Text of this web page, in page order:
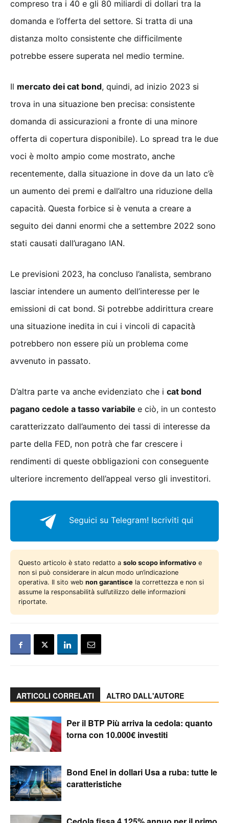
compreso tra i 40 e gli 80 miliardi di dollari tra la
domanda e l’offerta del settore. Si tratta di una
distanza molto consistente che difficilmente
potrebbe essere superata nel medio termine.
Il mercato dei cat bond, quindi, ad inizio 2023 si
trova in una situazione ben precisa: consistente
domanda di assicurazioni a fronte di una minore
offerta di copertura disponibile). Lo spread tra le due
voci è molto ampio come mostrato, anche
recentemente, dalla situazione in dove da un lato c’è
un aumento dei premi e dall’altro una riduzione della
capacità. Questa forbice si è venuta a creare a
seguito dei danni enormi che a settembre 2022 sono
stati causati dall’uragano IAN.
Le previsioni 2023, ha concluso l’analista, sembrano
lasciar intendere un aumento dell’interesse per le
emissioni di cat bond. Si potrebbe addirittura creare
una situazione inedita in cui i vincoli di capacità
potrebbero non essere più un problema come
avvenuto in passato.
D’altra parte va anche evidenziato che i cat bond
pagano cedole a tasso variabile e ciò, in un contesto
caratterizzato dall’aumento dei tassi di interesse da
parte della FED, non potrà che far crescere i
rendimenti di queste obbligazioni con conseguente
ulteriore incremento dell’appeal verso gli investitori.
Seguici su Telegram! Iscriviti qui
Questo articolo è stato redatto a solo scopo informativo e
non si può considerare in alcun modo un’indicazione
operativa. Il sito web non garantisce la correttezza e non si
assume la responsabilità sull’utilizzo delle informazioni
riportate.
ARTICOLI CORRELATI ALTRO DALL'AUTORE
Per il BTP Più arriva la cedola: quanto
torna con 10.000€ investiti
Bond Enel in dollari Usa a ruba: tutte le
caratteristiche